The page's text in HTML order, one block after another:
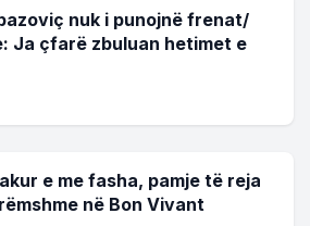
nuk i punojnë frenat/
Ja çfarë zbuluan hetimet e
e me fasha, pamje të reja
në Bon Vivant